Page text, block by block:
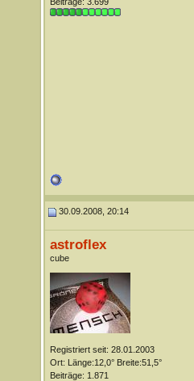
30.09.2008, 20:14
astroflex
cube
Registriert seit: 28.01.2003
Ort: Länge:12,0° Breite:51,5°
Beiträge: 1.871